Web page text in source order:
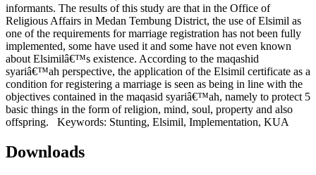
informants. The results of this study are that in the Office of
Religious Affairs in Medan Tembung District, the use of Elsimil as
one of the requirements for marriage registration has not been fully
implemented, some have used it and some have not even known
about Elsimilâ€™s existence. According to the maqashid
syariâ€™ah perspective, the application of the Elsimil certificate as a
condition for registering a marriage is seen as being in line with the
objectives contained in the maqasid syariâ€™ah, namely to protect 5
basic things in the form of religion, mind, soul, property and also
offspring. Keywords: Stunting, Elsimil, Implementation, KUA
Downloads